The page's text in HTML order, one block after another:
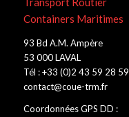
Containers Maritimes
93 Bd A.M. Ampère
53 000 LAVAL
Tél : +33 (0)2 43 59 28 59
contact@coue-trm.fr
Coordonnées GPS DD :